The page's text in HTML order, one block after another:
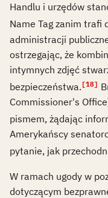
Handlu i urzędów
Name Tag zanim trafi
administracji
ostrzegając, że
intymnych zdjęć
bezpieczeństwa. [18]
Commissioner's
pismem, żądając
Amerykańscy
pytanie, jak
W ramach ugody w
dotyczącym